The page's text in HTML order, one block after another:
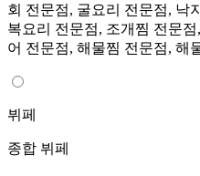
회 전문점, 굴요리 전문점, 낙
복요리 전문점, 조개찜 전문
어 전문점, 해물찜 전문점, 해
뷔페
종합 뷔페